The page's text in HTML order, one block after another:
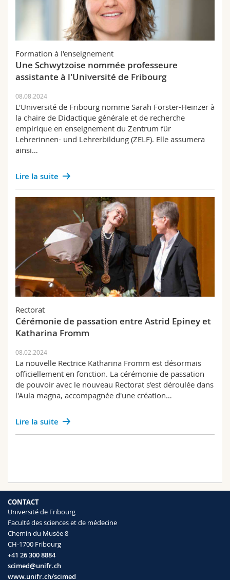
Formation à l'enseignement
Une Schwytzoise nommée professeure
assistante à l'Université de Fribourg
08.08.2024
L'Université de Fribourg nomme Sarah Forster-Heinzer à
la chaire de Didactique générale et de recherche
empirique en enseignement du Zentrum für
Lehrerinnen- und Lehrerbildung (ZELF). Elle assumera
ainsi…
Lire la suite
Rectorat
Cérémonie de passation entre Astrid Epiney et
Katharina Fromm
08.02.2024
La nouvelle Rectrice Katharina Fromm est désormais
officiellement en fonction. La cérémonie de passation
de pouvoir avec le nouveau Rectorat s'est déroulée dans
l'Aula magna, accompagnée d'une création…
Lire la suite
CONTACT
Université de Fribourg
Faculté des sciences et de médecine
Chemin du Musée 8
CH-1700 Fribourg
+41 26 300 8884
scimed@unifr.ch
www.unifr.ch/scimed